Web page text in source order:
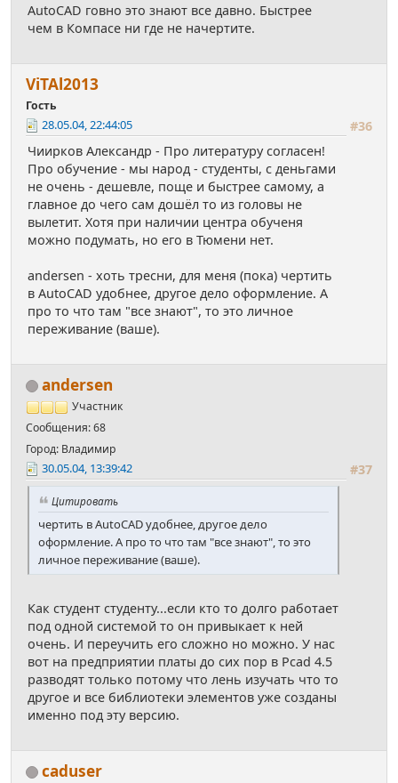
AutoCAD говно это знают все давно. Быстрее
чем в Компасе ни где не начертите.
ViТАl2013
Гость
#36
28.05.04, 22:44:05
Чиирков Александр - Про литературу согласен!
Про обучение - мы народ - студенты, с деньгами
не очень - дешевле, поще и быстрее самому, а
главное до чего сам дошёл то из головы не
вылетит. Хотя при наличии центра обученя
можно подумать, но его в Тюмени нет.
andersen - хоть тресни, для меня (пока) чертить
в AutoCAD удобнее, другое дело оформление. А
про то что там "все знают", то это личное
переживание (ваше).
andersen
Участник
Сообщения: 68
Город: Владимир
#37
30.05.04, 13:39:42
Цитировать
чертить в AutoCAD удобнее, другое дело
оформление. А про то что там "все знают", то это
личное переживание (ваше).
Как студент студенту...если кто то долго работает
под одной системой то он привыкает к ней
очень. И переучить его сложно но можно. У нас
вот на предприятии платы до сих пор в Pcad 4.5
разводят только потому что лень изучать что то
другое и все библиотеки элементов уже созданы
именно под эту версию.
caduser